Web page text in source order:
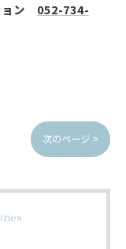
ョン 052-734-
次のページ >